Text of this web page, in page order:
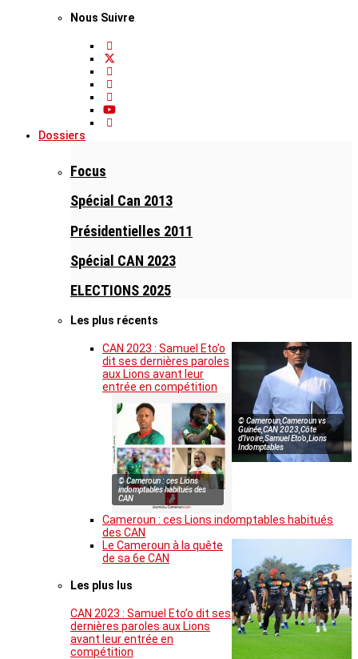
Nous Suivre
Dossiers
Focus
Spécial Can 2013
Présidentielles 2011
Spécial CAN 2023
ELECTIONS 2025
Les plus récents
© Cameroun,Cameroun vs
Guinée,CAN 2023,Côte
d’Ivoire,Samuel Eto’o,Lions
Indomptables
CAN 2023 : Samuel Eto’o
dit ses dernières paroles
aux Lions avant leur
entrée en compétition
© Cameroun : ces Lions
indomptables habitués des
CAN
Cameroun : ces Lions indomptables habitués
des CAN
Le Cameroun à la quête
de sa 6e CAN
Les plus lus
CAN 2023 : Samuel Eto’o dit ses
dernières paroles aux Lions
avant leur entrée en
compétition